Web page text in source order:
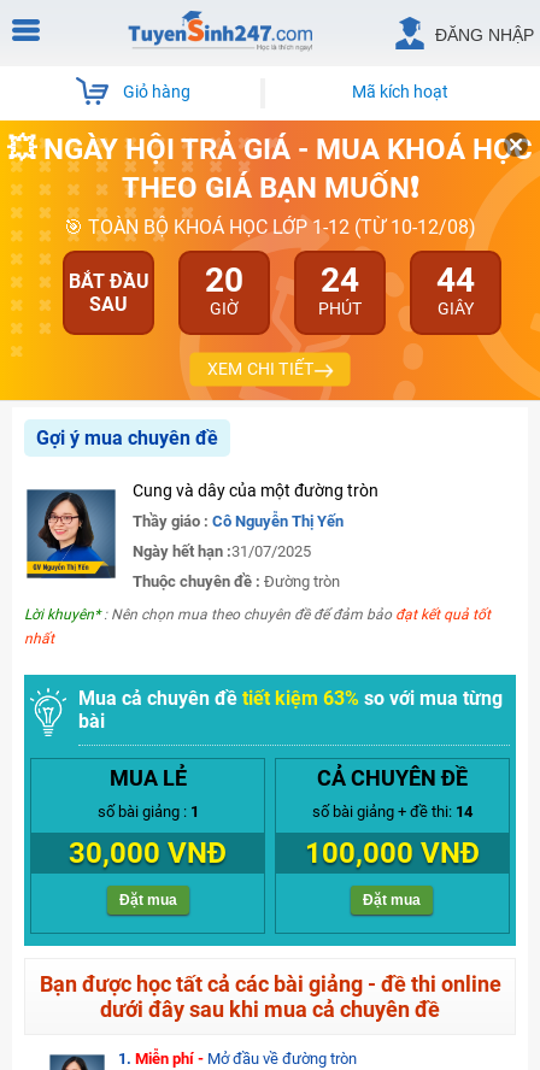
ĐĂNG NHẬP
Giỏ hàng Mã kích hoạt
💥 NGÀY HỘI TRẢ GIÁ - MUA KHOÁ HỌC
THEO GIÁ BẠN MUỐN❗
🎯 TOÀN BỘ KHOÁ HỌC LỚP 1-12 (TỪ 10-12/08)
BẮT ĐẦU
SAU
20
GIỜ
24
PHÚT
43
GIÂY
XEM CHI TIẾT
Gợi ý mua chuyên đề
Cung và dây của một đường tròn
Thầy giáo : Cô Nguyễn Thị Yến
Ngày hết hạn :31/07/2025
Thuộc chuyên đề : Đường tròn
Lời khuyên*: Nên chọn mua theo chuyên đề để đảm bảo đạt kết quả tốt
nhất
Mua cả chuyên đề tiết kiệm 63% so với mua từng
bài
MUA LẺ
số bài giảng : 1
30,000 VNĐ
Đặt mua
CẢ CHUYÊN ĐỀ
số bài giảng + đề thi: 14
100,000 VNĐ
Đặt mua
Bạn được học tất cả các bài giảng - đề thi online
dưới đây sau khi mua cả chuyên đề
1. Miễn phí - Mở đầu về đường tròn